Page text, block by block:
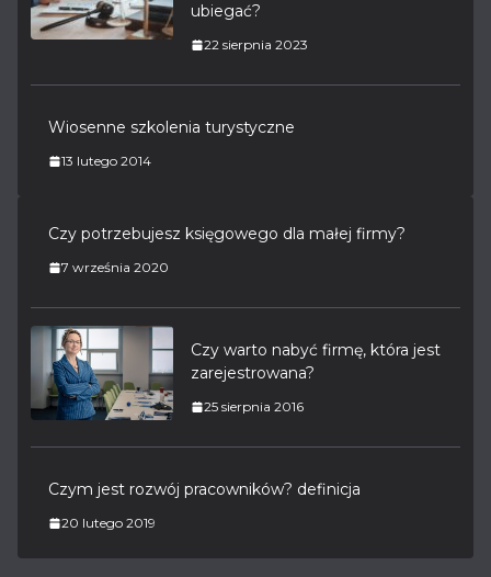
ubiegać?
22 sierpnia 2023
Wiosenne szkolenia turystyczne
13 lutego 2014
Czy potrzebujesz księgowego dla małej firmy?
7 września 2020
Czy warto nabyć firmę, która jest
zarejestrowana?
25 sierpnia 2016
Czym jest rozwój pracowników? definicja
20 lutego 2019